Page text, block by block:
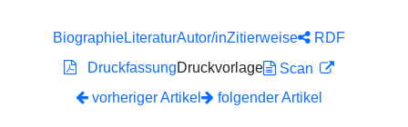
BiographieLiteraturAutor/inZitierweise
RDF
DruckfassungDruckvorlage
Scan
vorheriger Artikel
folgender Artikel